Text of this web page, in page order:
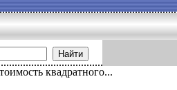
Найти
квадратного...